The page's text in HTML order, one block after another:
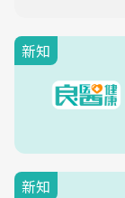
新知
新知